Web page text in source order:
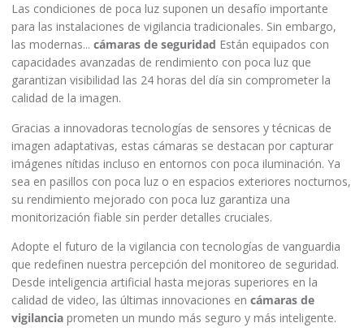
Las condiciones de poca luz suponen un desafío importante
para las instalaciones de vigilancia tradicionales. Sin embargo,
las modernas... cámaras de seguridad Están equipados con
capacidades avanzadas de rendimiento con poca luz que
garantizan visibilidad las 24 horas del día sin comprometer la
calidad de la imagen.
Gracias a innovadoras tecnologías de sensores y técnicas de
imagen adaptativas, estas cámaras se destacan por capturar
imágenes nítidas incluso en entornos con poca iluminación. Ya
sea en pasillos con poca luz o en espacios exteriores nocturnos,
su rendimiento mejorado con poca luz garantiza una
monitorización fiable sin perder detalles cruciales.
Adopte el futuro de la vigilancia con tecnologías de vanguardia
que redefinen nuestra percepción del monitoreo de seguridad.
Desde inteligencia artificial hasta mejoras superiores en la
calidad de video, las últimas innovaciones en cámaras de
vigilancia prometen un mundo más seguro y más inteligente.